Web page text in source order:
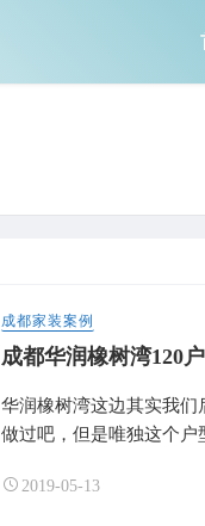
成都家装案例
成都华润橡树湾120
华润橡树湾这边其实我们
做过吧，但是唯独这个户
2019-05-13